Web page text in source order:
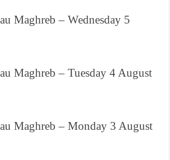
Maghreb – Wednesday 5
Maghreb – Tuesday 4 August
Maghreb – Monday 3 August